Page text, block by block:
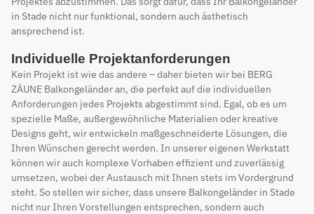
in Stade nicht nur funktional, sondern auch ästhetisch
ansprechend ist.
Individuelle Projektanforderungen
Kein Projekt ist wie das andere – daher bieten wir bei BERG
ZÄUNE Balkongeländer an, die perfekt auf die individuellen
Anforderungen jedes Projekts abgestimmt sind. Egal, ob es um
spezielle Maße, außergewöhnliche Materialien oder kreative
Designs geht, wir entwickeln maßgeschneiderte Lösungen, die
Ihren Wünschen gerecht werden. In unserer eigenen Werkstatt
können wir auch komplexe Vorhaben effizient und zuverlässig
umsetzen, wobei der Austausch mit Ihnen stets im Vordergrund
steht. So stellen wir sicher, dass unsere Balkongeländer in Stade
nicht nur Ihren Vorstellungen entsprechen, sondern auch